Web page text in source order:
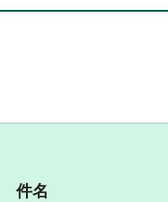
件名